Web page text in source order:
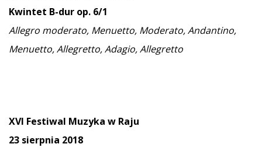
Kwintet B-dur op. 6/1
Allegro moderato, Menuetto, Moderato, Andantino,
Menuetto, Allegretto, Adagio, Allegretto
XVI Festiwal Muzyka w Raju
23 sierpnia 2018